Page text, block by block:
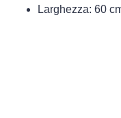
Larghezza: 60